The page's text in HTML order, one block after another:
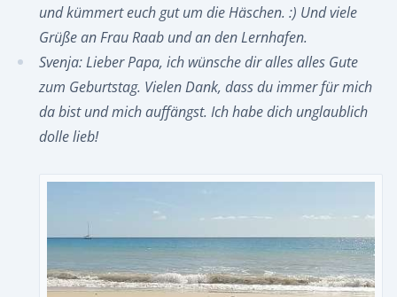
und kümmert euch gut um die Häschen. :) Und viele
Grüße an Frau Raab und an den Lernhafen.
Svenja: Lieber Papa, ich wünsche dir alles alles Gute
zum Geburtstag. Vielen Dank, dass du immer für mich
da bist und mich auffängst. Ich habe dich unglaublich
dolle lieb!